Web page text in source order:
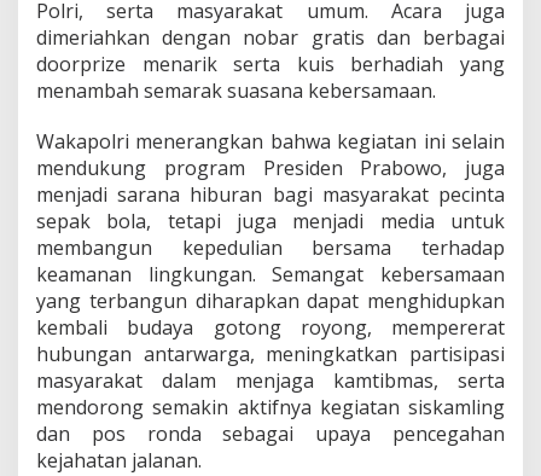
Polri, serta masyarakat umum. Acara juga
dimeriahkan dengan nobar gratis dan berbagai
doorprize menarik serta kuis berhadiah yang
menambah semarak suasana kebersamaan.
Wakapolri menerangkan bahwa kegiatan ini selain
mendukung program Presiden Prabowo, juga
menjadi sarana hiburan bagi masyarakat pecinta
sepak bola, tetapi juga menjadi media untuk
membangun kepedulian bersama terhadap
keamanan lingkungan. Semangat kebersamaan
yang terbangun diharapkan dapat menghidupkan
kembali budaya gotong royong, mempererat
hubungan antarwarga, meningkatkan partisipasi
masyarakat dalam menjaga kamtibmas, serta
mendorong semakin aktifnya kegiatan siskamling
dan pos ronda sebagai upaya pencegahan
kejahatan jalanan.